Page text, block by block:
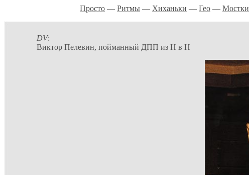
Просто — Ритмы — Хиханьки — Гео — Мостки
DV:
Виктор Пелевин, пойманный ДПП из Н в Н